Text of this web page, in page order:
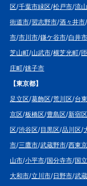
区/千葉市緑区/松戸市/流
街道市/習志野市/酒々井市/
市/市川市/鎌ケ谷市/白井市
芝山町/山武市/横芝光町/
庄町/銚子市
【東京都】
足立区/葛飾区/荒川区/台
京区/板橋区/豊島区/新宿区
区/渋谷区/目黒区/品川区/
市/三鷹市/武蔵野市/西東
山市/小平市/国分寺市/国
大和市/立川市/日野市/武